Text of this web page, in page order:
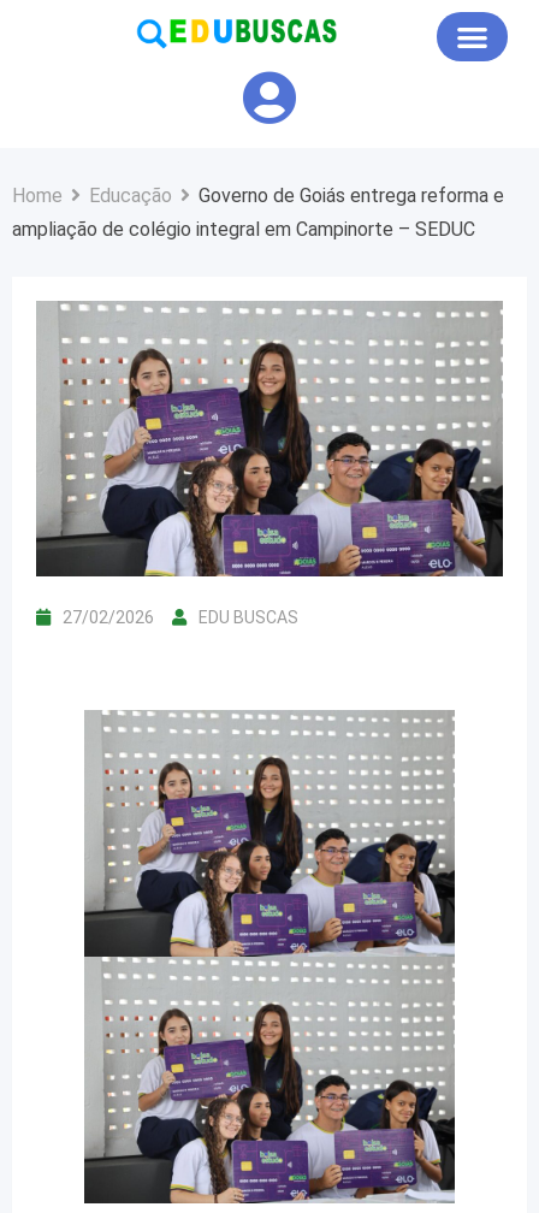
Home Educação
Governo de Goiás entrega reforma e
ampliação de colégio integral em Campinorte – SEDUC
27/02/2026 EDU BUSCAS